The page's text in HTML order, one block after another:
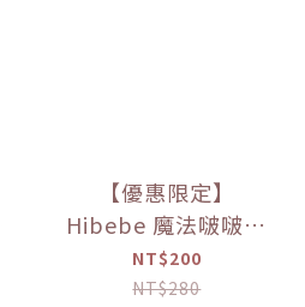
【優惠限定】
Hibebe 魔法啵啵棒
牛奶/草莓/起司/藍
莓葡萄/芒果(150g/
NT$200
NT$280